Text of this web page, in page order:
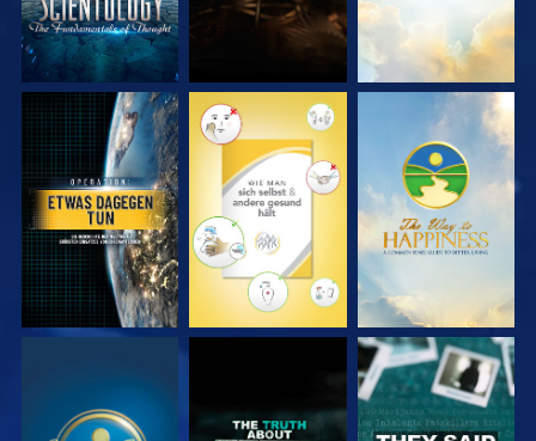
ANSEHEN ANSEHEN ANSEHEN
ANSEHEN ANSEHEN ANSEHEN